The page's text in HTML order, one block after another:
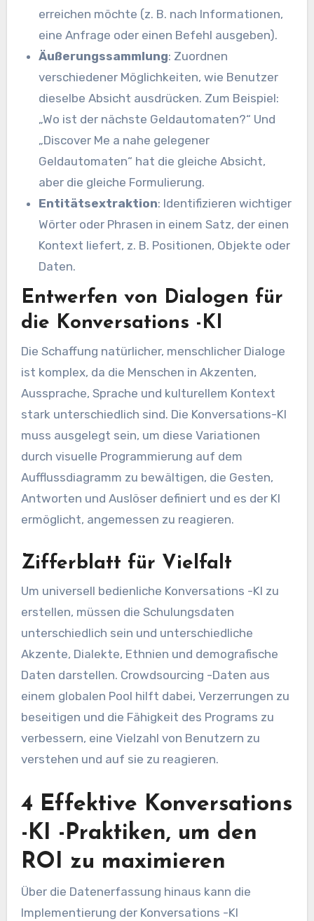
erreichen möchte (z. B. nach Informationen,
eine Anfrage oder einen Befehl ausgeben).
Äußerungssammlung: Zuordnen
verschiedener Möglichkeiten, wie Benutzer
dieselbe Absicht ausdrücken. Zum Beispiel:
„Wo ist der nächste Geldautomaten?“ Und
„Discover Me a nahe gelegener
Geldautomaten“ hat die gleiche Absicht,
aber die gleiche Formulierung.
Entitätsextraktion: Identifizieren wichtiger
Wörter oder Phrasen in einem Satz, der einen
Kontext liefert, z. B. Positionen, Objekte oder
Daten.
Entwerfen von Dialogen für
die Konversations -KI
Die Schaffung natürlicher, menschlicher Dialoge
ist komplex, da die Menschen in Akzenten,
Aussprache, Sprache und kulturellem Kontext
stark unterschiedlich sind. Die Konversations-KI
muss ausgelegt sein, um diese Variationen
durch visuelle Programmierung auf dem
Aufflussdiagramm zu bewältigen, die Gesten,
Antworten und Auslöser definiert und es der KI
ermöglicht, angemessen zu reagieren.
Zifferblatt für Vielfalt
Um universell bedienliche Konversations -KI zu
erstellen, müssen die Schulungsdaten
unterschiedlich sein und unterschiedliche
Akzente, Dialekte, Ethnien und demografische
Daten darstellen. Crowdsourcing -Daten aus
einem globalen Pool hilft dabei, Verzerrungen zu
beseitigen und die Fähigkeit des Programs zu
verbessern, eine Vielzahl von Benutzern zu
verstehen und auf sie zu reagieren.
4 Effektive Konversations
-KI -Praktiken, um den
ROI zu maximieren
Über die Datenerfassung hinaus kann die
Implementierung der Konversations -KI